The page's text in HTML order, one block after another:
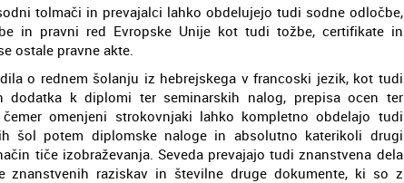
tolmači in prevajalci lahko obdelujejo tudi sodne odločbe,
in pravni red Evropske Unije kot tudi tožbe, certifikate in
ostale pravne akte.
o rednem šolanju iz hebrejskega v francoski jezik, kot tudi
k diplomi ter seminarskih nalog, prepisa ocen ter
omenjeni strokovnjaki lahko kompletno obdelajo tudi
šol potem diplomske naloge in absolutno katerikoli drugi
tiče izobraževanja. Seveda prevajajo tudi znanstvena dela
znanstvenih raziskav in številne druge dokumente, ki so z